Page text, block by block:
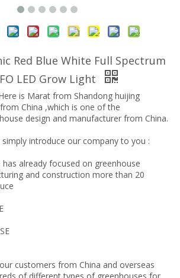
Red Blue White Full Spectrum
LED Grow Light
is Marat from Shandong huijing
China ,which is one of the
design and manufacturer from China.
introduce our company to you :
already focused on greenhouse
and construction more than 20
customers from China and overseas